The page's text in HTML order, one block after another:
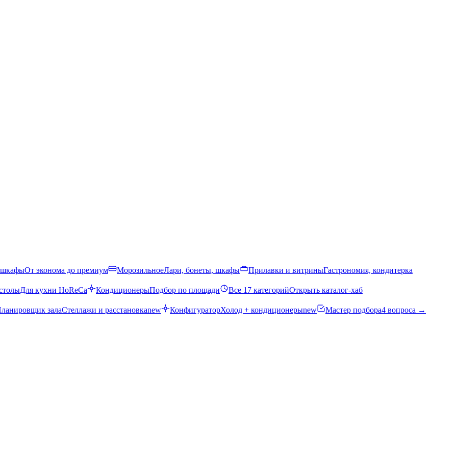
шкафыОт эконома до премиум МорозильноеЛари, бонеты, шкафы Прилавки и витриныГастрономия, кондитерка
Для кухни HoReCa КондиционерыПодбор по площади Все 17 категорийОткрыть каталог-хаб
залаСтеллажи и расстановкаnew КонфигураторХолод + кондиционерыnew Мастер подбора4 вопроса →